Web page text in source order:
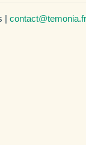
| contact@temonia.fr